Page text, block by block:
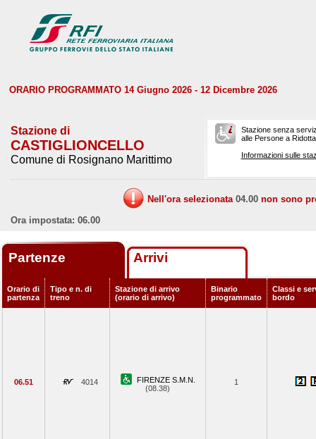
ORARIO PROGRAMMATO 14 Giugno 2026 - 12 Dicembre 2026
Stazione di
CASTIGLIONCELLO
Comune di Rosignano Marittimo
Stazione senza
alle Persone a
Informazioni sulle
Nell'ora selezionata 04.00 non sono
Ora impostata: 06.00
Partenze Arrivi
Orario di
partenza
Tipo e n. di
treno
Stazione di arrivo
(orario di arrivo)
Binario
programmato
Classi e
bordo
06.51 4014
FIRENZE S.M.N.
(08.38)
1